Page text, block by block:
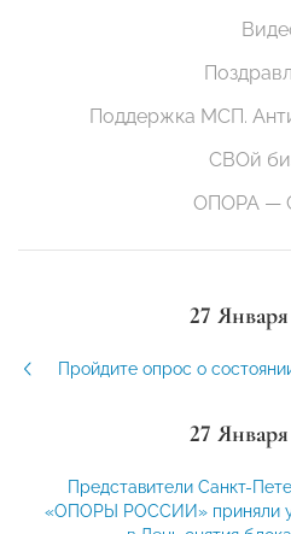
Поддержка МСП.
СВОй
ОПОРА —
27
Пройдите опрос о
27
Представители Санкт-
«ОПОРЫ РОССИИ» приняли